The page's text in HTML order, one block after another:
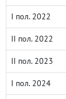
I пол. 2022
II пол. 2022
II пол. 2023
I пол. 2024